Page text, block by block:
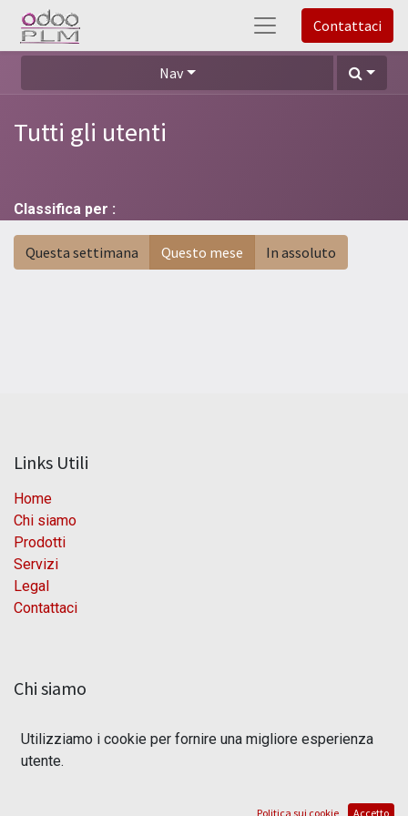
Contattaci
Nav
Tutti gli utenti
Classifica per :
Questa settimana Questo mese In assoluto
Links Utili
Home
Chi siamo
Prodotti
Servizi
Legal
Contattaci
Chi siamo
soluzione ERP/PLM per l'industria meccanica e di
produzione.
essere utilizzati dalle aziende di tutte le dimensioni. Il
Utilizziamo i cookie per fornire una migliore esperienza
utente.
Politica sui cookie Accetto